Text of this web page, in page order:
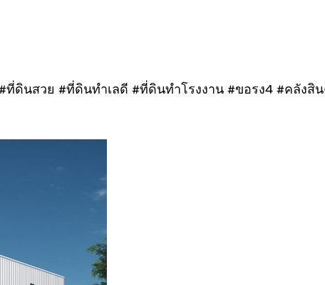
ดินสวย #ที่ดินทำเลดี #ที่ดินทำโรงงาน #ขอรง4 #คลัง